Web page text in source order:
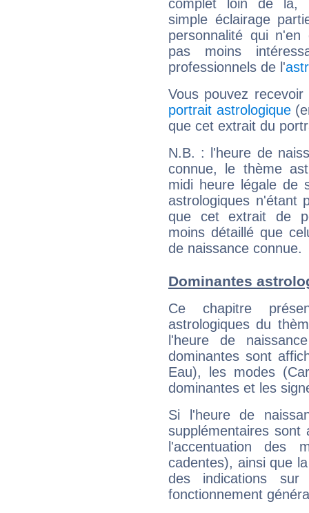
complet loin de là,
simple éclairage
personnalité qui n'en
pas moins
professionnels de l'
Vous pouvez
portrait astrologique
que cet extrait du
N.B. : l'heure de
connue, le thème
midi heure légale de
astrologiques n'étant
que cet extrait de
moins détaillé que
de naissance connue.
Dominantes
Ce chapitre
astrologiques du
l'heure de
dominantes sont
Eau), les modes
dominantes et les
Si l'heure de
supplémentaires sont
l'accentuation des
cadentes), ainsi que
des indications sur
fonctionnement